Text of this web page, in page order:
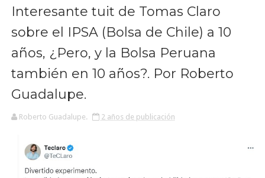
Interesante tuit de Tomas Claro
sobre el IPSA (Bolsa de Chile) a 10
años, ¿Pero, y la Bolsa Peruana
también en 10 años?. Por Roberto
Guadalupe.
Roberto Guadalupe. 2 años de publicación